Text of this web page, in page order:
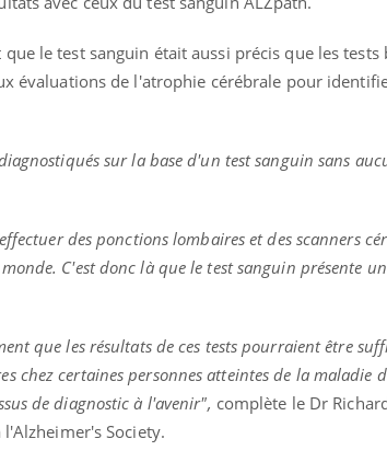
le test sanguin était aussi précis que les tests
évaluations de l'atrophie cérébrale pour
sur la base d'un test sanguin sans
des ponctions lombaires et des scanners
C'est donc là que le test sanguin présente
que les résultats de ces tests pourraient être
chez certaines personnes atteintes de la
de diagnostic à l'avenir", complète le Dr
Society.